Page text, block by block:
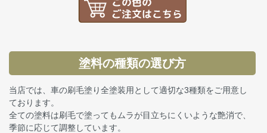
塗料の種類の選び方
当店では、車の刷毛塗り全塗装用として適切な3種類をご用意し
ております。
全ての塗料は刷毛で塗ってもムラが目立ちにくいような艶消で、
季節に応じて調整しています。